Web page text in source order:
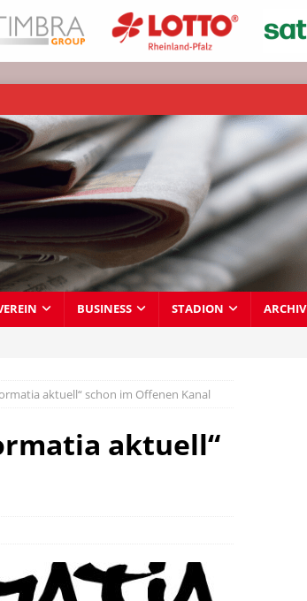
BUSINESS STADION ARCHIV
aktuell“ schon im Offenen Kanal
aktuell“